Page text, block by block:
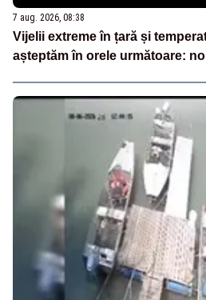
7 aug. 2026, 08:38
Vijelii extreme în țară și
așteptăm în orele următoare: